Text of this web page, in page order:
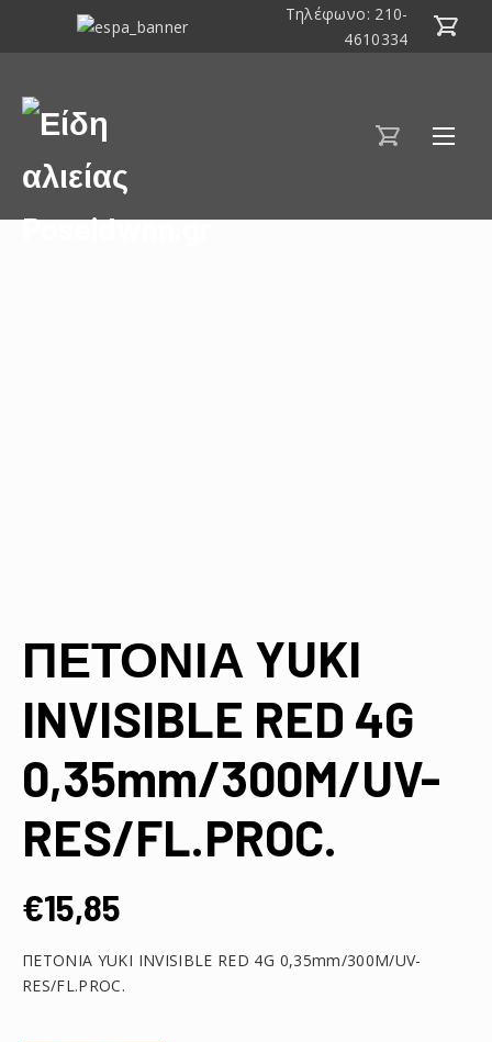
ΕΣΠΑ
Τηλέφωνο: 210-
4610334
Είδη
αλιείας
Poseidwnn.gr
ΠΕΤΟΝΙΑ YUKI
INVISIBLE RED 4G
0,35mm/300M/UV-
RES/FL.PROC.
€15,85
ΠΕΤΟΝΙΑ YUKI INVISIBLE RED 4G 0,35mm/300M/UV-
RES/FL.PROC.